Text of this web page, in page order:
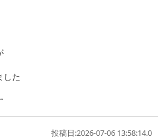
んぱく質0.98g、脂質6.7g、炭水化物7.4g、食塩相当
んぱく質1.2g、脂質7.6g、炭水化物9.1g、食塩相当
んぱく質1.1g、脂質7.3g、炭水化物6.9g、食塩相当
した
投稿日:2026-07-06 13:58:14.0